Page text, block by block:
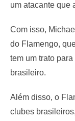
um atacante que
Com isso,
do Flamengo,
tem um trato
brasileiro.
Além disso, o
clubes